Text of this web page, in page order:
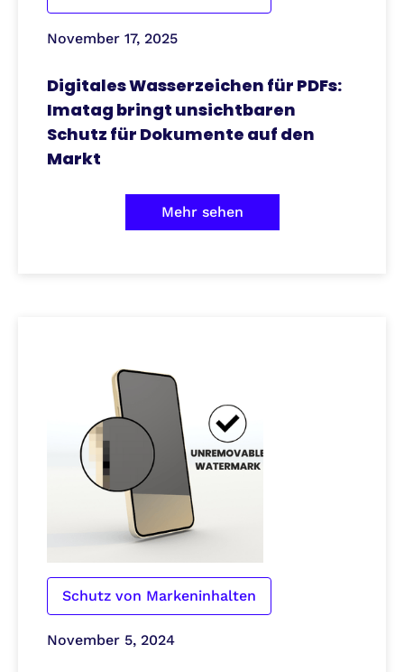
November 17, 2025
Digitales Wasserzeichen für PDFs:
Imatag bringt unsichtbaren
Schutz für Dokumente auf den
Markt
Mehr sehen
Schutz von Markeninhalten
November 5, 2024